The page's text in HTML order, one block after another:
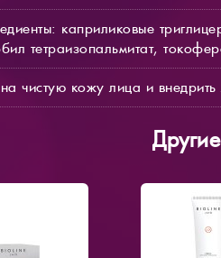
каприликовые
тетраизопальмитат,
чистую кожу лица и